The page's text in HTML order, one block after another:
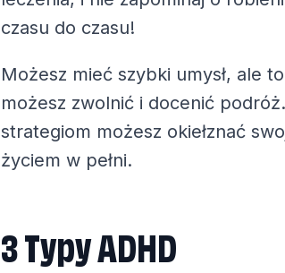
czasu do czasu!
Możesz mieć szybki umysł, ale
możesz zwolnić i docenić
strategiom możesz okiełznać
życiem w pełni.
3 Typy ADHD